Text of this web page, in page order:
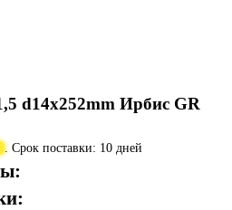
d14х252mm Ирбис GR
. Срок поставки: 10 дней